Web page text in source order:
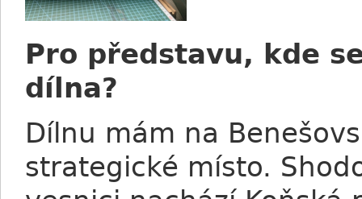
Pro představu, kde
dílna?
Dílnu mám na
strategické místo.